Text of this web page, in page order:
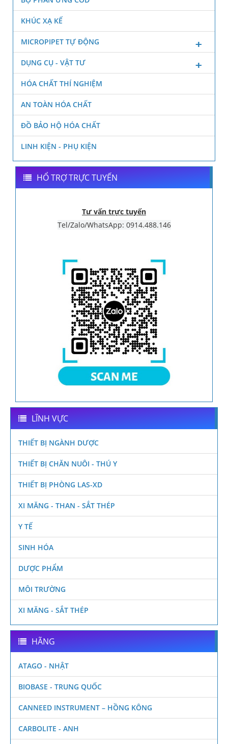
KHÚC XẠ KẾ
MICROPIPET TỰ ĐỘNG
DỤNG CỤ - VẬT TƯ
HÓA CHẤT THÍ NGHIỆM
AN TOÀN HÓA CHẤT
ĐỒ BẢO HỘ HÓA CHẤT
LINH KIỆN - PHỤ KIỆN
HỔ TRỢ TRỰC TUYẾN
Tư vấn trực tuyến
Tel/Zalo/WhatsApp: 0914.488.146
LĨNH VỰC
THIẾT BỊ NGÀNH DƯỢC
THIẾT BỊ CHĂN NUÔI - THÚ Y
THIẾT BỊ PHÒNG LAS-XD
XI MĂNG - THAN - SẮT THÉP
Y TẾ
SINH HÓA
DƯỢC PHẨM
MÔI TRƯỜNG
XI MĂNG - SẮT THÉP
HÃNG
ATAGO - NHẬT
BIOBASE - TRUNG QUỐC
CANNEED INSTRUMENT – HỒNG KÔNG
CARBOLITE - ANH